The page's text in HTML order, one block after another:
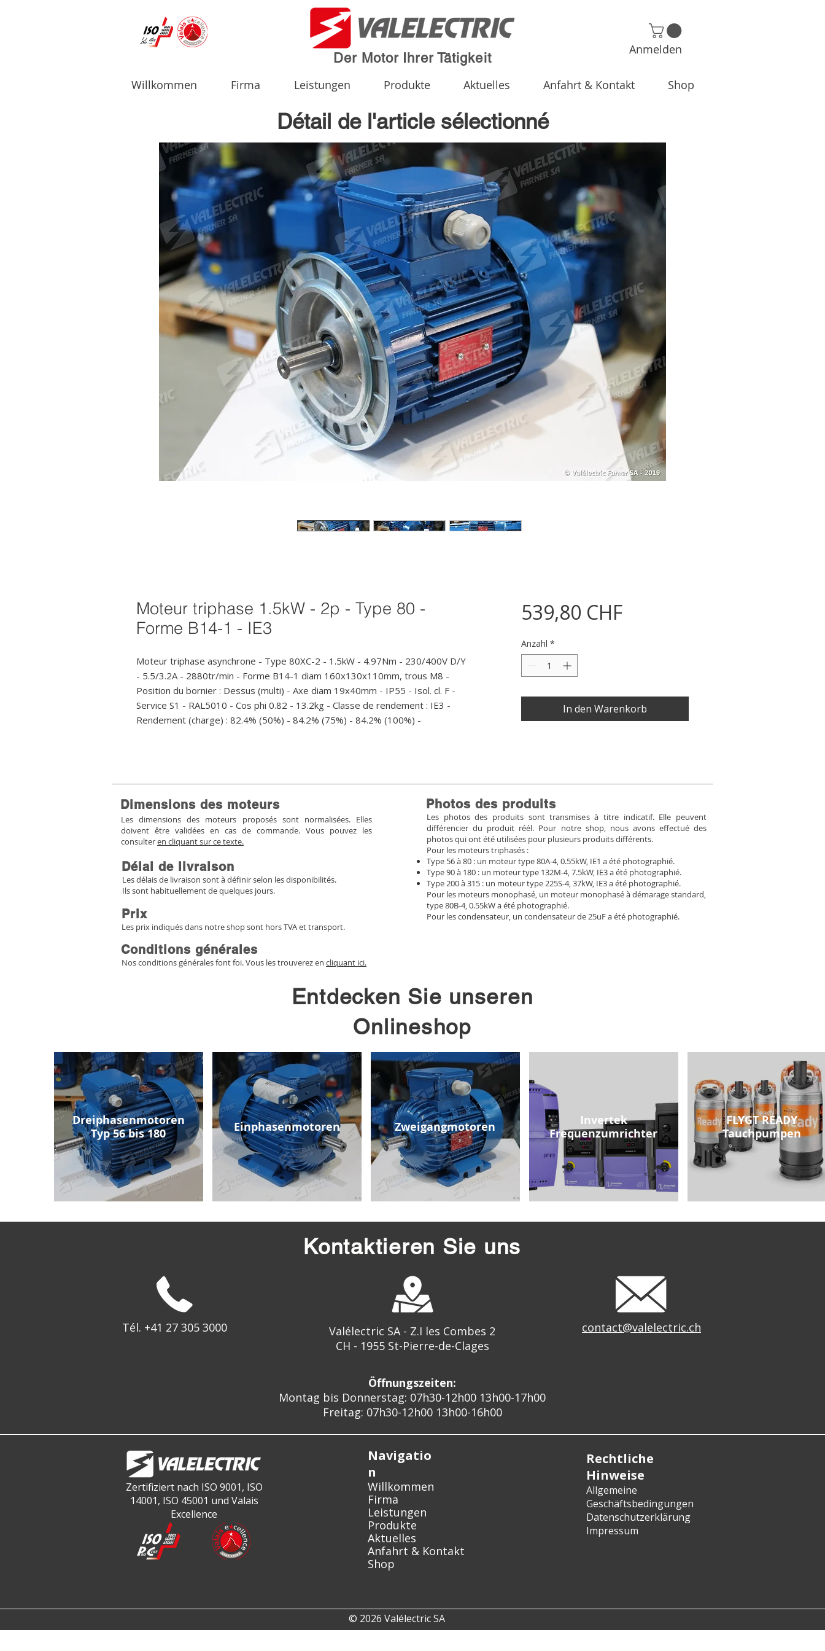
Der Motor Ihrer Tätigkeit
Anmelden
Willkommen Firma Leistungen Produkte Aktuelles Anfahrt & Kontakt Shop
Détail de l'article sélectionné
Moteur triphase 1.5kW - 2p - Type 80 -
Forme B14-1 - IE3
Moteur triphase asynchrone - Type 80XC-2 - 1.5kW - 4.97Nm - 230/400V D/Y
- 5.5/3.2A - 2880tr/min - Forme B14-1 diam 160x130x110mm, trous M8 -
Position du bornier : Dessus (multi) - Axe diam 19x40mm - IP55 - Isol. cl. F -
Service S1 - RAL5010 - Cos phi 0.82 - 13.2kg - Classe de rendement : IE3 -
Rendement (charge) : 82.4% (50%) - 84.2% (75%) - 84.2% (100%) -
539,80 CHFPreis
Anzahl *
In den Warenkorb
Dimensions des moteurs
Les dimensions des moteurs proposés sont normalisées. Elles
doivent être validées en cas de commande. Vous pouvez les
consulteren cliquant sur ce texte.
Délai de livraison
Les délais de livraison sont à définir selon les disponibilités.
Ils sont habituellement de quelques jours.
Prix
Les prix indiqués dans notre shop sont hors TVA et transport.
Conditions générales
Nos conditions générales font foi. Vous les trouverez en cliquant ici.
Photos des produits
Les photos des produits sont transmises à titre indicatif. Elle peuvent
différencier du produit réél. Pour notre shop, nous avons effectué des
photos qui ont été utilisées pour plusieurs produits différents.
Pour les moteurs triphasés :
Type 56 à 80 : un moteur type 80A-4, 0.55kW, IE1 a été photographié.
Type 90 à 180 : un moteur type 132M-4, 7.5kW, IE3 a été photographié.
Type 200 à 315 : un moteur type 225S-4, 37kW, IE3 a été photographié.
Pour les moteurs monophasé, un moteur monophasé à démarage standard,
type 80B-4, 0.55kW a été photographié.
Pour les condensateur, un condensateur de 25uF a été photographié.
Entdecken Sie unseren
Onlineshop
Dreiphasenmotoren
Typ 56 bis 180
Einphasenmotoren Zweigangmotoren
Invertek
Frequenzumrichter
FLYGT READY
Tauchpumpen
Kontaktieren Sie uns
Tél. +41 27 305 3000
Valélectric SA - Z.I les Combes 2
CH - 1955 St-Pierre-de-Clages
contact@valelectric.ch
Öffnungszeiten:
Montag bis Donnerstag: 07h30-12h00 13h00-17h00
Freitag: 07h30-12h00 13h00-16h00
Zertifiziert nach ISO 9001, ISO
14001, ISO 45001 und Valais
Excellence
Navigatio
n
Willkommen
Firma
Leistungen
Produkte
Aktuelles
Anfahrt & Kontakt
Shop
Rechtliche
Hinweise
Allgemeine
Geschäftsbedingungen
Datenschutzerklärung
Impressum
© 2026 Valélectric SA